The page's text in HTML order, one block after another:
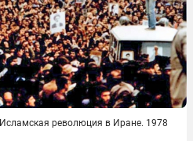
Исламская революция в Иране. 1978